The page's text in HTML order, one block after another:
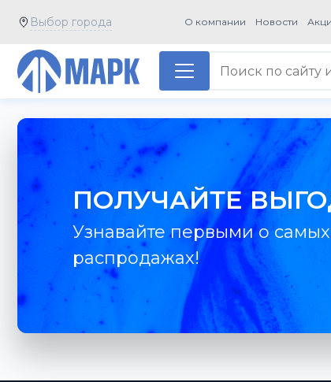
Выбор города О компании Новости
ПОЛУЧАЙТЕ
Узнавайте первыми о
распродажах!